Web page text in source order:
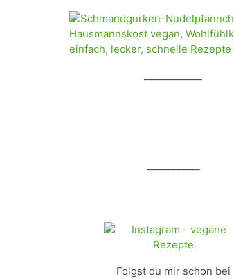
Folgst du mir schon bei